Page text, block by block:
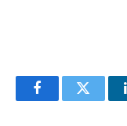
FacebookTwitter